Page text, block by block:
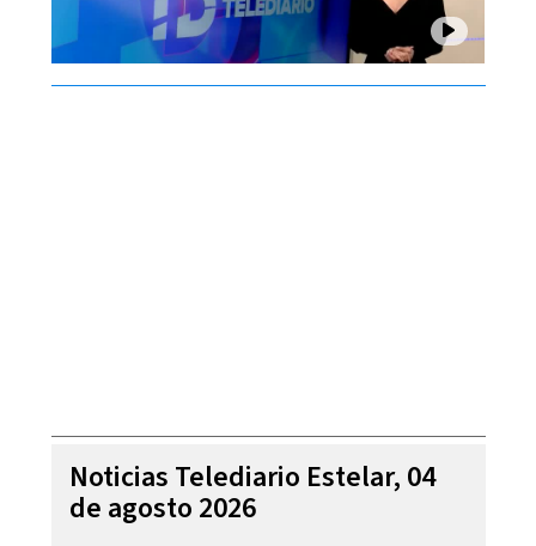
Noticias Telediario Estelar, 04
de agosto 2026